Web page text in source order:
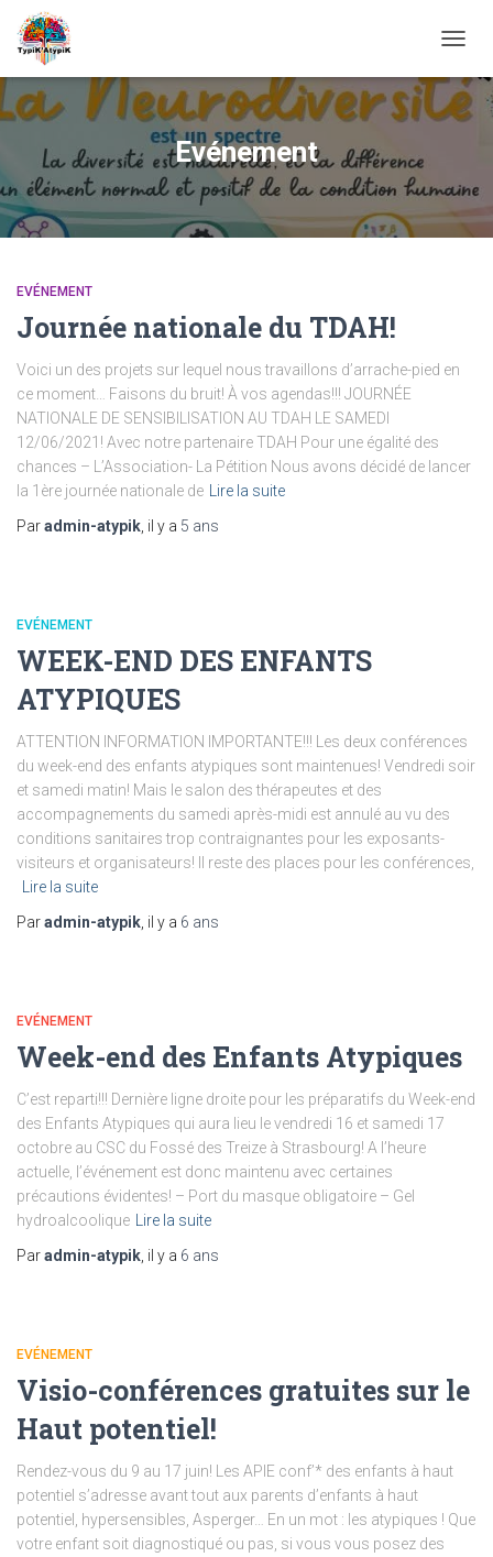
LA
Evénement
EVÉNEMENT
Journée nationale du TDAH!
Voici un des projets sur lequel nous travaillons d’arrache-pied en
ce moment… Faisons du bruit! À vos agendas!!! JOURNÉE
NATIONALE DE SENSIBILISATION AU TDAH LE SAMEDI
12/06/2021! Avec notre partenaire TDAH Pour une égalité des
chances – L’Association- La Pétition Nous avons décidé de lancer
la 1ère journée nationale de
Lire la suite
Paradmin-atypik , il y a 5 ans
EVÉNEMENT
WEEK-END DES ENFANTS
ATYPIQUES
ATTENTION INFORMATION IMPORTANTE!!! Les deux conférences
du week-end des enfants atypiques sont maintenues! Vendredi soir
et samedi matin! Mais le salon des thérapeutes et des
accompagnements du samedi après-midi est annulé au vu des
conditions sanitaires trop contraignantes pour les exposants-
visiteurs et organisateurs! Il reste des places pour les conférences,
Lire la suite
Paradmin-atypik , il y a 6 ans
EVÉNEMENT
Week-end des Enfants Atypiques
C’est reparti!!! Dernière ligne droite pour les préparatifs du Week-end
des Enfants Atypiques qui aura lieu le vendredi 16 et samedi 17
octobre au CSC du Fossé des Treize à Strasbourg! A l’heure
actuelle, l’événement est donc maintenu avec certaines
précautions évidentes! – Port du masque obligatoire – Gel
hydroalcoolique
Lire la suite
Paradmin-atypik , il y a 6 ans
EVÉNEMENT
Visio-conférences gratuites sur le
Haut potentiel!
Rendez-vous du 9 au 17 juin! Les APIE conf’* des enfants à haut
potentiel s’adresse avant tout aux parents d’enfants à haut
potentiel, hypersensibles, Asperger… En un mot : les atypiques ! Que
votre enfant soit diagnostiqué ou pas, si vous vous posez des